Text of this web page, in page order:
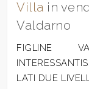
Villa in
Valdarno
FIGLINE
LATI DUE